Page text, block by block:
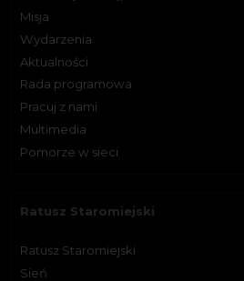
Misja
Wydarzenia
Aktualności
Rada programowa
Pracuj z nami
Multimedia
Pomorze w sieci
Ratusz Staromiejski
Ratusz Staromiejski
Sień